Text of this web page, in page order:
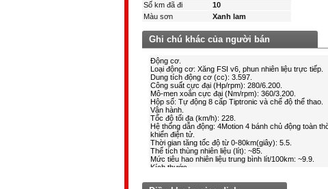
Số km đã đi
10
Màu sơn
Xanh lam
Ghi chú khác của người bán